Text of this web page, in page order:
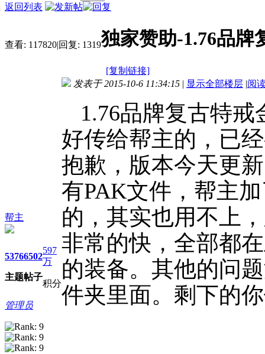
返回列表
查看: 117820|回复: 1319独家赞助-1.76品
[复制链接]
帮主
5376
主题
6502
帖子
597
万
积分
管理员
发表于 2015-10-6 11:34:15 | 显示全部楼层 |阅
1.76品牌复古特
好传给帮主的，已
抱歉，版本今天更
有PAK文件，帮主
的，其实也用不上
非常的快，全部都
的装备。其他的问
件夹里面。剩下的